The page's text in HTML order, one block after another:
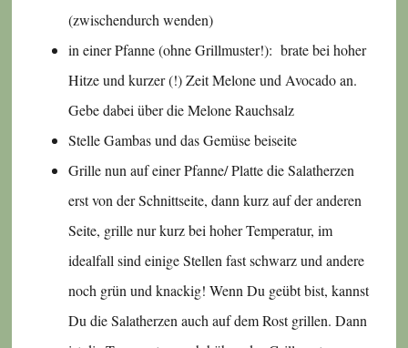
(zwischendurch wenden)
in einer Pfanne (ohne Grillmuster!): brate bei hoher
Hitze und kurzer (!) Zeit Melone und Avocado an.
Gebe dabei über die Melone Rauchsalz
Stelle Gambas und das Gemüse beiseite
Grille nun auf einer Pfanne/ Platte die Salatherzen
erst von der Schnittseite, dann kurz auf der anderen
Seite, grille nur kurz bei hoher Temperatur, im
idealfall sind einige Stellen fast schwarz und andere
noch grün und knackig! Wenn Du geübt bist, kannst
Du die Salatherzen auch auf dem Rost grillen. Dann